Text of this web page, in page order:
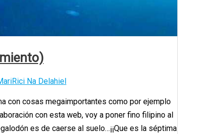
Na Delahiel
con cosas megaimportantes como por ejemplo
con esta web, voy a poner fino filipino al
es de caerse al suelo…¡¡Que es la séptima